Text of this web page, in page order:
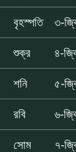
বৃহস্পতি ৩-
শুক্র ৪-
শনি ৫-
রবি ৬-
সোম ৭-